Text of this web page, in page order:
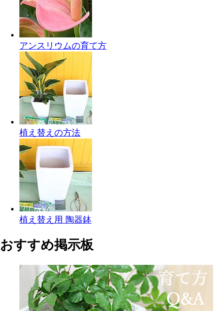
アンスリウムの育て方
植え替えの方法
植え替え用 陶器鉢
おすすめ掲示板